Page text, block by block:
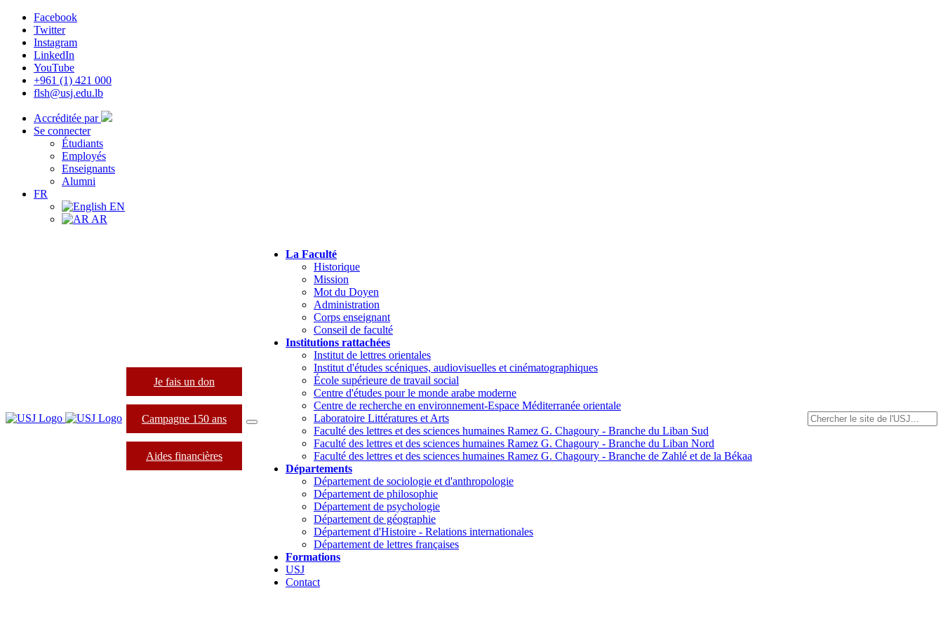
Facebook
Twitter
Instagram
LinkedIn
YouTube
+961 (1) 421 000
flsh@usj.edu.lb
Accréditée par
Se connecter
Étudiants
Employés
Enseignants
Alumni
FR
EN
AR
Je fais un don
Campagne 150 ans
Aides financières
La Faculté
Historique
Mission
Mot du Doyen
Administration
Corps enseignant
Conseil de faculté
Institutions rattachées
Institut de lettres orientales
Institut d'études scéniques, audiovisuelles et cinématographiques
École supérieure de travail social
Centre d'études pour le monde arabe moderne
Centre de recherche en environnement-Espace Méditerranée orientale
Laboratoire Littératures et Arts
Faculté des lettres et des sciences humaines Ramez G. Chagoury - Branche du Liban Sud
Faculté des lettres et des sciences humaines Ramez G. Chagoury - Branche du Liban Nord
Faculté des lettres et des sciences humaines Ramez G. Chagoury - Branche de Zahlé et de la Békaa
Départements
Département de sociologie et d'anthropologie
Département de philosophie
Département de psychologie
Département de géographie
Département d'Histoire - Relations internationales
Département de lettres françaises
Formations
USJ
Contact